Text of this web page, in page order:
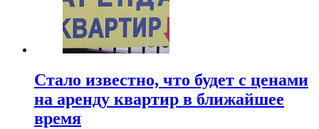
Стало известно, что будет с ценами
на аренду квартир в ближайшее
время